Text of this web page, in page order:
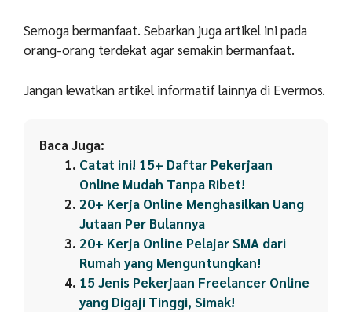
Semoga bermanfaat. Sebarkan juga artikel ini pada
orang-orang terdekat agar semakin bermanfaat.
Jangan lewatkan artikel informatif lainnya di Evermos.
Baca Juga:
Catat ini! 15+ Daftar Pekerjaan
Online Mudah Tanpa Ribet!
20+ Kerja Online Menghasilkan Uang
Jutaan Per Bulannya
20+ Kerja Online Pelajar SMA dari
Rumah yang Menguntungkan!
15 Jenis Pekerjaan Freelancer Online
yang Digaji Tinggi, Simak!